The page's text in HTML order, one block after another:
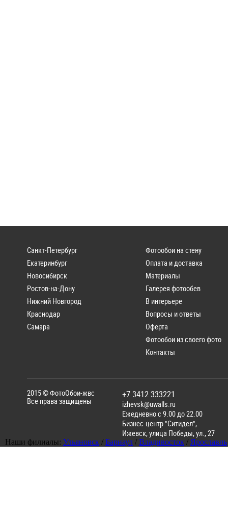
Санкт-Петербург
Екатеринбург
Новосибирск
Ростов-на-Дону
Нижний Новгород
Краснодар
Самара
Фотообои на стену
Оплата и доставка
Материалы
Галерея фотообев
В интерьере
Вопросы и ответы
Оферта
Фотообои из своего фото
Контакты
2015 ©ФотоОбои-жвс
Все права защищены
+7 3412 333221
izhevsk@uwalls.ru
Ежедневно с 9.00 до 22.00
Бизнес-центр "Ситидел",
Ижевск,улица Победы, ул., 27
Наши филиалы: Ульяновск / Барнаул / Владивосток / Ярославль